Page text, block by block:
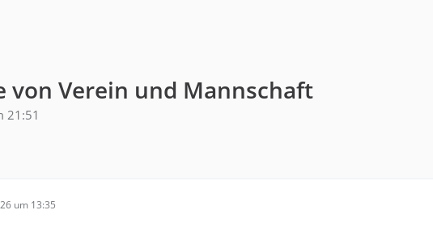
von Verein und Mannschaft
21:51
um 13:35